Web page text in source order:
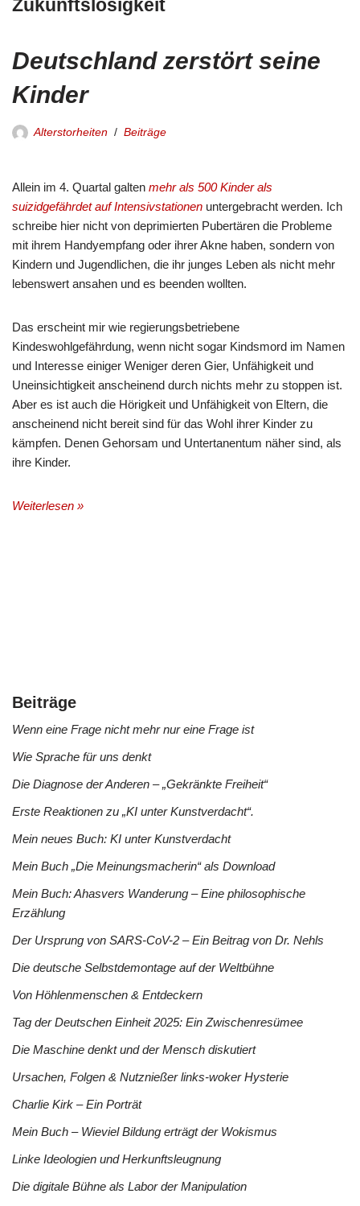
Zukunftslosigkeit
Deutschland zerstört seine
Kinder
Alterstorheiten Beiträge
Allein im 4. Quartal galten mehr als 500 Kinder als
suizidgefährdet auf Intensivstationen untergebracht werden. Ich
schreibe hier nicht von deprimierten Pubertären die Probleme
mit ihrem Handyempfang oder ihrer Akne haben, sondern von
Kindern und Jugendlichen, die ihr junges Leben als nicht mehr
lebenswert ansahen und es beenden wollten.
Das erscheint mir wie regierungsbetriebene
Kindeswohlgefährdung, wenn nicht sogar Kindsmord im Namen
und Interesse einiger Weniger deren Gier, Unfähigkeit und
Uneinsichtigkeit anscheinend durch nichts mehr zu stoppen ist.
Aber es ist auch die Hörigkeit und Unfähigkeit von Eltern, die
anscheinend nicht bereit sind für das Wohl ihrer Kinder zu
kämpfen. Denen Gehorsam und Untertanentum näher sind, als
ihre Kinder.
Weiterlesen »
Beiträge
Wenn eine Frage nicht mehr nur eine Frage ist
Wie Sprache für uns denkt
Die Diagnose der Anderen – „Gekränkte Freiheit“
Erste Reaktionen zu „KI unter Kunstverdacht“.
Mein neues Buch: KI unter Kunstverdacht
Mein Buch „Die Meinungsmacherin“ als Download
Mein Buch: Ahasvers Wanderung – Eine philosophische
Erzählung
Der Ursprung von SARS-CoV-2 – Ein Beitrag von Dr. Nehls
Die deutsche Selbstdemontage auf der Weltbühne
Von Höhlenmenschen & Entdeckern
Tag der Deutschen Einheit 2025: Ein Zwischenresümee
Die Maschine denkt und der Mensch diskutiert
Ursachen, Folgen & Nutznießer links-woker Hysterie
Charlie Kirk – Ein Porträt
Mein Buch – Wieviel Bildung erträgt der Wokismus
Linke Ideologien und Herkunftsleugnung
Die digitale Bühne als Labor der Manipulation